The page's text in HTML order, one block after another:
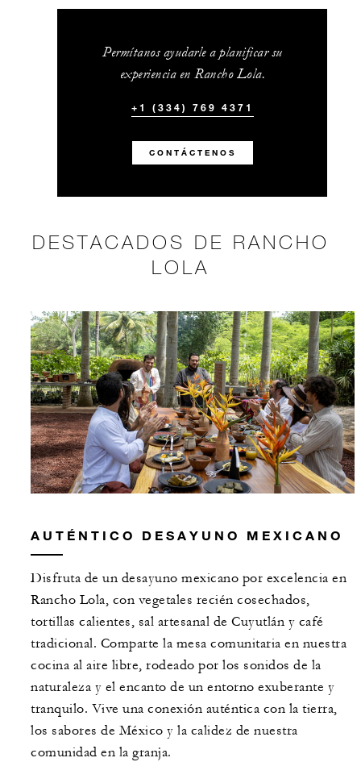
Permítanos ayudarle a planificar su
experiencia en Rancho Lola.
+1 (334) 769 4371
CONTÁCTENOS
DESTACADOS DE RANCHO
LOLA
AUTÉNTICO DESAYUNO MEXICANO
Disfruta de un desayuno mexicano por excelencia en
Rancho Lola, con vegetales recién cosechados,
tortillas calientes, sal artesanal de Cuyutlán y café
tradicional. Comparte la mesa comunitaria en nuestra
cocina al aire libre, rodeado por los sonidos de la
naturaleza y el encanto de un entorno exuberante y
tranquilo. Vive una conexión auténtica con la tierra,
los sabores de México y la calidez de nuestra
comunidad en la granja.